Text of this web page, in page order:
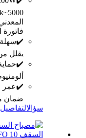
فاتورة
✔️سهلة
يقلل
ضمان
سؤالالتفاصيل